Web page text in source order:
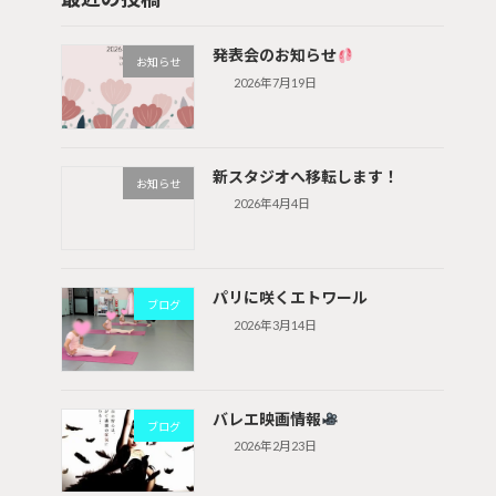
お知らせ 発表会のお知らせ
2026年7月19日
お知らせ 新スタジオへ移転します！
2026年4月4日
ブログ パリに咲くエトワール
2026年3月14日
ブログ バレエ映画情報
2026年2月23日